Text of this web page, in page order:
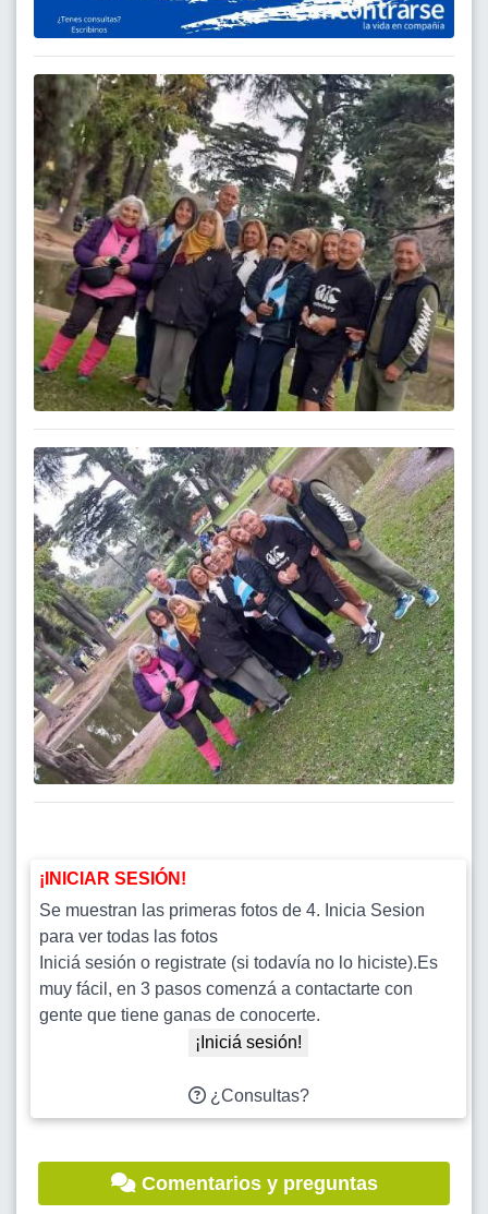
¡INICIAR SESIÓN!
Se muestran las primeras fotos de 4. Inicia Sesion
para ver todas las fotos
Iniciá sesión o registrate (si todavía no lo hiciste).Es
muy fácil, en 3 pasos comenzá a contactarte con
gente que tiene ganas de conocerte.
¡Iniciá sesión!
¿Consultas?
Comentarios y preguntas